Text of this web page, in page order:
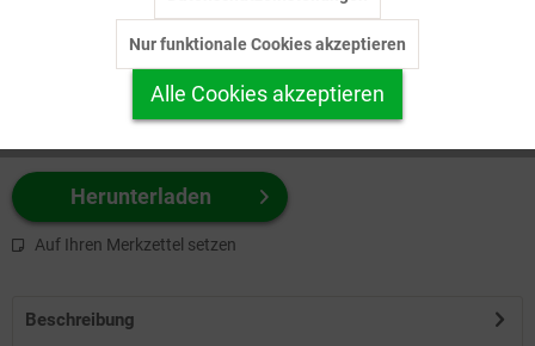
z.B. Farbe-Grafik, Schwarz-Weiß-Grafik, mit/ohne Text ...
Herunterladen
Auf Ihren Merkzettel setzen
Beschreibung
Personalisierung Inaktiv
Service
Nur funktionale Cookies akzeptieren
Alle Cookies akzeptieren